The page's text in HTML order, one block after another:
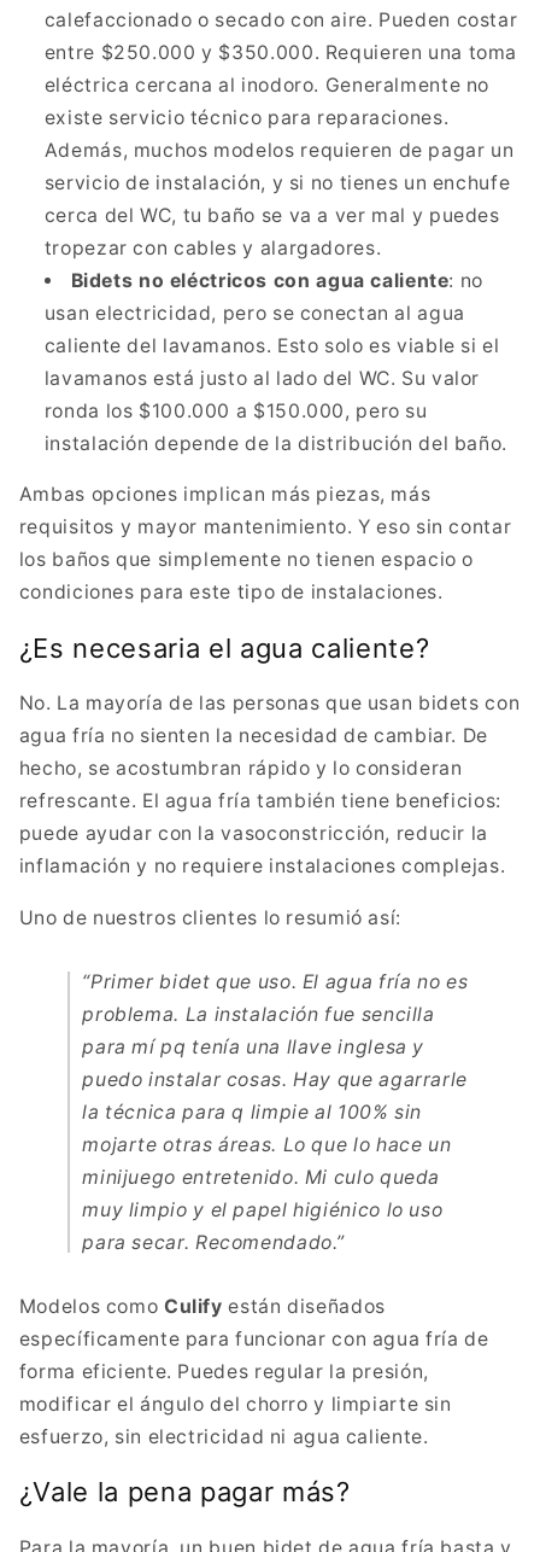
calefaccionado o secado con aire. Pueden costar
entre $250.000 y $350.000. Requieren una toma
eléctrica cercana al inodoro. Generalmente no
existe servicio técnico para reparaciones.
Además, muchos modelos requieren de pagar un
servicio de instalación, y si no tienes un enchufe
cerca del WC, tu baño se va a ver mal y puedes
tropezar con cables y alargadores.
Bidets no eléctricos con agua caliente: no
usan electricidad, pero se conectan al agua
caliente del lavamanos. Esto solo es viable si el
lavamanos está justo al lado del WC. Su valor
ronda los $100.000 a $150.000, pero su
instalación depende de la distribución del baño.
Ambas opciones implican más piezas, más
requisitos y mayor mantenimiento. Y eso sin contar
los baños que simplemente no tienen espacio o
condiciones para este tipo de instalaciones.
¿Es necesaria el agua caliente?
No. La mayoría de las personas que usan bidets con
agua fría no sienten la necesidad de cambiar. De
hecho, se acostumbran rápido y lo consideran
refrescante. El agua fría también tiene beneficios:
puede ayudar con la vasoconstricción, reducir la
inflamación y no requiere instalaciones complejas.
Uno de nuestros clientes lo resumió así:
“Primer bidet que uso. El agua fría no es
problema. La instalación fue sencilla
para mí pq tenía una llave inglesa y
puedo instalar cosas. Hay que agarrarle
la técnica para q limpie al 100% sin
mojarte otras áreas. Lo que lo hace un
minijuego entretenido. Mi culo queda
muy limpio y el papel higiénico lo uso
para secar. Recomendado.”
Modelos como Culify están diseñados
específicamente para funcionar con agua fría de
forma eficiente. Puedes regular la presión,
modificar el ángulo del chorro y limpiarte sin
esfuerzo, sin electricidad ni agua caliente.
¿Vale la pena pagar más?
Para la mayoría, un buen bidet de agua fría basta y